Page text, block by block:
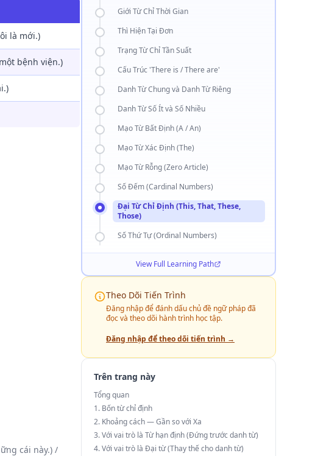
là mới.)
bệnh viện.)
cái này.) /
Giới Từ Chỉ Thời Gian
Thì Hiện Tại Đơn
Trạng Từ Chỉ Tần Suất
Cấu Trúc 'There is / There are'
Danh Từ Chung và Danh Từ Riêng
Danh Từ Số Ít và Số Nhiều
Mạo Từ Bất Định (A / An)
Mạo Từ Xác Định (The)
Mạo Từ Rỗng (Zero Article)
Số Đếm (Cardinal Numbers)
Đại Từ Chỉ Định (This, That, These,
Those)
Số Thứ Tự (Ordinal Numbers)
View Full Learning Path
Theo Dõi Tiến Trình
Đăng nhập để đánh dấu chủ đề ngữ pháp đã
đọc và theo dõi hành trình học tập.
Đăng nhập để theo dõi tiến trình →
Trên trang này
Tổng quan
1. Bốn từ chỉ định
2. Khoảng cách — Gần so với Xa
3. Với vai trò là Từ hạn định (Đứng trước danh từ)
4. Với vai trò là Đại từ (Thay thế cho danh từ)